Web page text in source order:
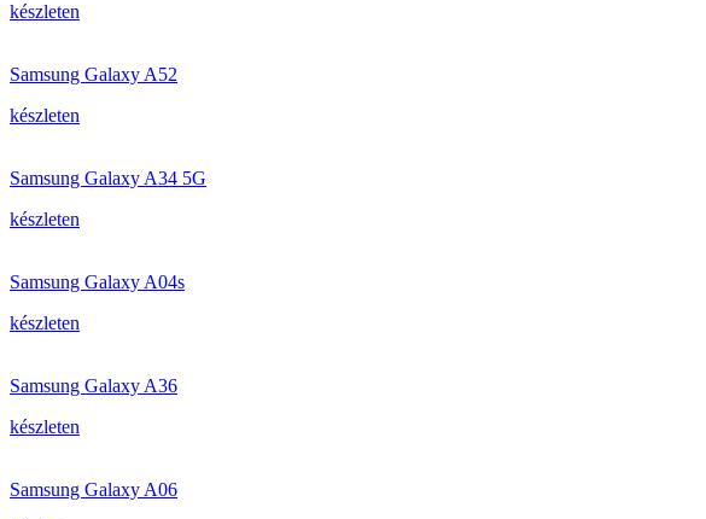
készleten
Samsung Galaxy A52
készleten
Samsung Galaxy A34 5G
készleten
Samsung Galaxy A04s
készleten
Samsung Galaxy A36
készleten
Samsung Galaxy A06